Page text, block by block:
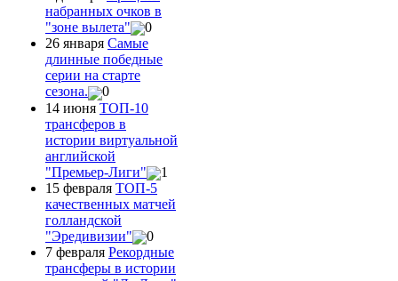
набранных очков в
"зоне вылета"
0
26 января Самые
длинные победные
серии на старте
сезона.
0
14 июня ТОП-10
трансферов в
истории виртуальной
английской
"Премьер-Лиги"
1
15 февраля ТОП-5
качественных матчей
голландской
"Эредивизии"
0
7 февраля Рекордные
трансферы в истории